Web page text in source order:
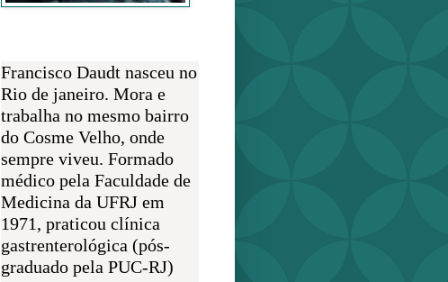
Francisco Daudt nasceu no
Rio de janeiro. Mora e
trabalha no mesmo bairro
do Cosme Velho, onde
sempre viveu. Formado
médico pela Faculdade de
Medicina da UFRJ em
1971, praticou clínica
gastrenterológica (pós-
graduado pela PUC-RJ)